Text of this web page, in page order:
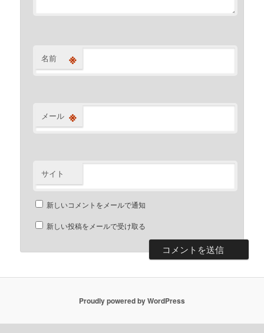
名前 ※
メール ※
サイト
新しいコメントをメールで通知
新しい投稿をメールで受け取る
Proudly powered by WordPress